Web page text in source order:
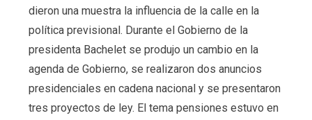
dieron una muestra la influencia de la calle en la
política previsional. Durante el Gobierno de la
presidenta Bachelet se produjo un cambio en la
agenda de Gobierno, se realizaron dos anuncios
presidenciales en cadena nacional y se presentaron
tres proyectos de ley. El tema pensiones estuvo en